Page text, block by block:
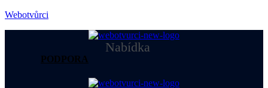
Webotvůrci
Nabídka
PODPORA